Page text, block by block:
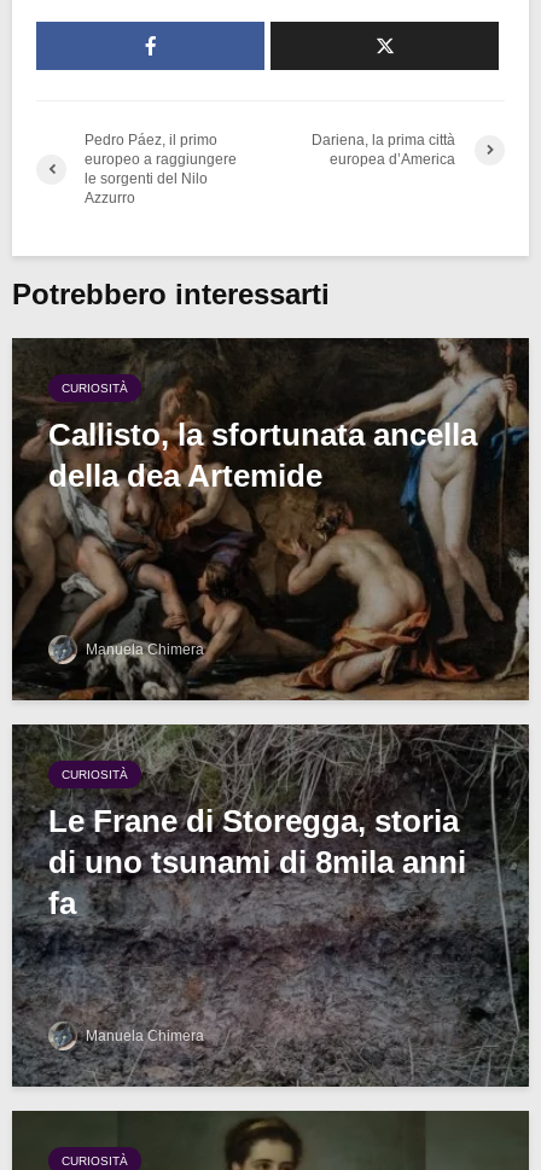
Pedro Páez, il primo
europeo a raggiungere
le sorgenti del Nilo
Azzurro
Dariena, la prima città
europea d’America
Potrebbero interessarti
CURIOSITÀ
Callisto, la sfortunata ancella
della dea Artemide
Manuela Chimera
CURIOSITÀ
Le Frane di Storegga, storia
di uno tsunami di 8mila anni
fa
Manuela Chimera
CURIOSITÀ